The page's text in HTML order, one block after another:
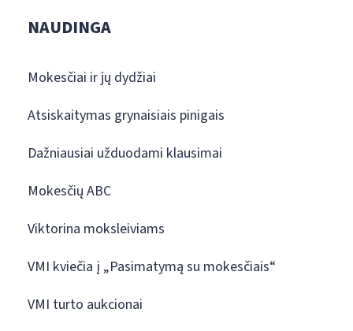
NAUDINGA
Mokesčiai ir jų dydžiai
Atsiskaitymas grynaisiais pinigais
Dažniausiai užduodami klausimai
Mokesčių ABC
Viktorina moksleiviams
VMI kviečia į „Pasimatymą su mokesčiais“
VMI turto aukcionai